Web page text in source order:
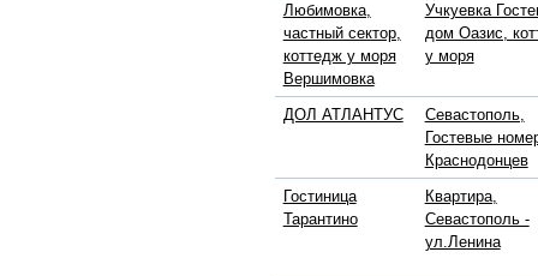
Любимовка,
частный сектор,
коттедж у моря
Вершимовка
Учкуевка
дом Оазис,
у моря
ДОЛ АТЛАНТУС
Севастополь,
Гостевые
Краснодонцев
Гостиница
Тарантино
Квартира,
Севастополь -
ул.Ленина